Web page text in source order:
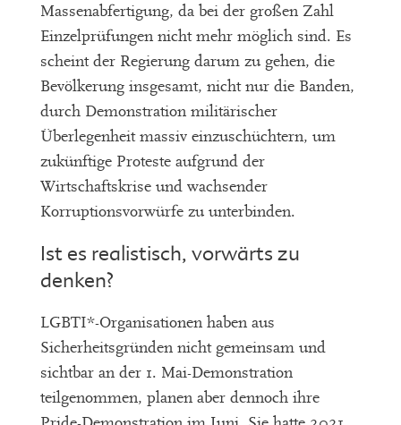
Massenabfertigung, da bei der großen Zahl
Einzelprüfungen nicht mehr möglich sind. Es
scheint der Regierung darum zu gehen, die
Bevölkerung insgesamt, nicht nur die Banden,
durch Demonstration militärischer
Überlegenheit massiv einzuschüchtern, um
zukünftige Proteste aufgrund der
Wirtschaftskrise und wachsender
Korruptionsvorwürfe zu unterbinden.
Ist es realistisch, vorwärts zu
denken?
LGBTI*-Organisationen haben aus
Sicherheitsgründen nicht gemeinsam und
sichtbar an der 1. Mai-Demonstration
teilgenommen, planen aber dennoch ihre